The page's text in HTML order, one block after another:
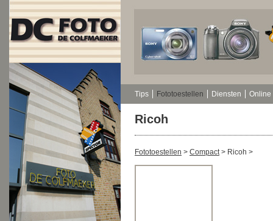
Tips Fototoestellen Diensten Online
Ricoh
Fototoestellen > Compact> Ricoh >